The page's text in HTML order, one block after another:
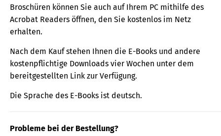
Broschüren können Sie auch auf Ihrem PC mithilfe des
Acrobat Readers öffnen, den Sie kostenlos im Netz
erhalten.
Nach dem Kauf stehen Ihnen die E-Books und andere
kostenpflichtige Downloads vier Wochen unter dem
bereitgestellten Link zur Verfügung.
Die Sprache des E-Books ist deutsch.
Probleme bei der Bestellung?